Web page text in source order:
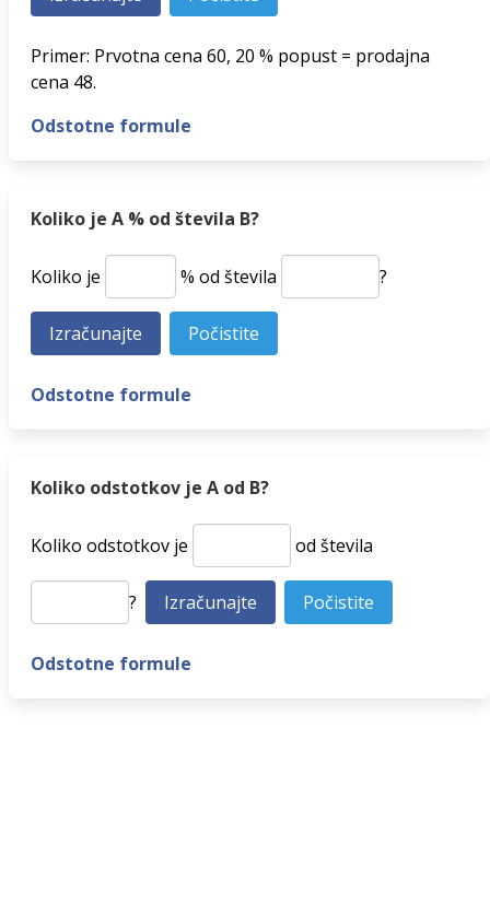
Primer: Prvotna cena 60, 20 % popust = prodajna
cena 48.
Odstotne formule
Koliko je A % od števila B?
Koliko je % od števila ?
Odstotne formule
Koliko odstotkov je A od B?
Koliko odstotkov je od števila
?
Odstotne formule